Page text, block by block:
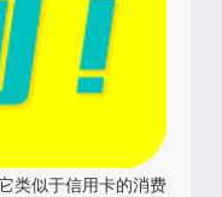
类似于信用卡的消费